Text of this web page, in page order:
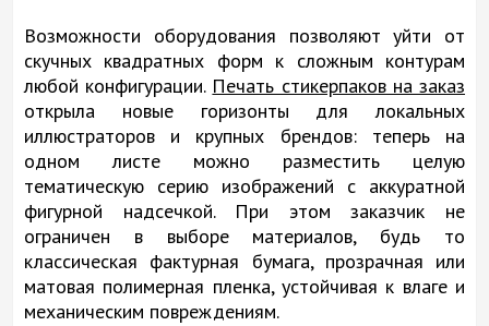
Возможности оборудования позволяют уйти от
скучных квадратных форм к сложным контурам
любой конфигурации. Печать стикерпаков на заказ
открыла новые горизонты для локальных
иллюстраторов и крупных брендов: теперь на
одном листе можно разместить целую
тематическую серию изображений с аккуратной
фигурной надсечкой. При этом заказчик не
ограничен в выборе материалов, будь то
классическая фактурная бумага, прозрачная или
матовая полимерная пленка, устойчивая к влаге и
механическим повреждениям.